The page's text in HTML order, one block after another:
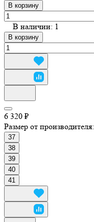
В корзину
В наличии: 1
В корзину
6 320 ₽
Размер от производителя:
37
38
39
40
41